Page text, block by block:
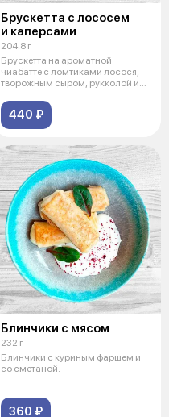
Брускетта с лососем
и каперсами
204.8 г
Брускетта на ароматной
чиабатте с ломтиками лосося,
творожным сыром, рукколой и
440 ₽
Блинчики с мясом
232 г
Блинчики с куриным фаршем и
со сметаной.
360 ₽